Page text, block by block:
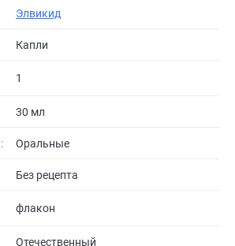
Элвикид
Капли
1
30 мл
Оральные
Без рецепта
флакон
Отечественный